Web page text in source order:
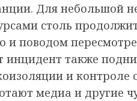
Для небольшой
столь
и поводом
инцидент также
и
медиа и другие